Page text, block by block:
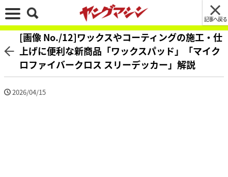
記事へ戻る
[画像 No./12]ワックスやコーティングの施工・仕
上げに便利な新商品「ワックスパッド」「マイク
ロファイバークロス スリーデッカー」解説
2026/04/15